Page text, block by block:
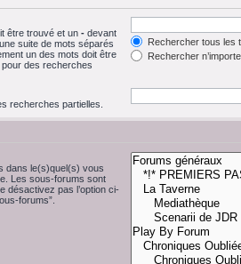
être trouvé et un - devant
suite de mots séparés
un des mots doit être
des recherches
Rechercher tous les
Rechercher
recherches partielles.
dans le(s)quel(s) vous
Les sous-forums sont
désactivez pas l’option ci-
forums”.